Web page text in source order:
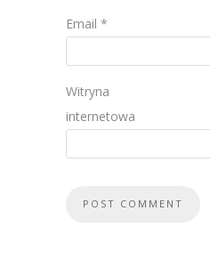
Email *
Witryna
internetowa